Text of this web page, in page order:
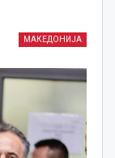
МАКЕДОНИЈА